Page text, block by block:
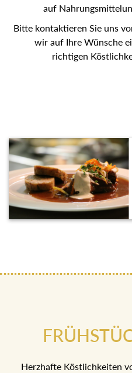
auf
Bitte kontaktieren Sie uns
wir auf Ihre Wünsche
richtigen
Herzhafte Köstlichkeiten